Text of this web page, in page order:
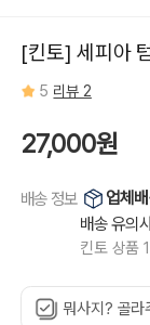
[킨토] 세피아
5 리뷰 2
27,000원
배송 정보
업체
배송 유의
킨토 상품
뭐사지? 골라